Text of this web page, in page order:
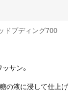
ドプディング700
サン。
の液に浸して仕上げ